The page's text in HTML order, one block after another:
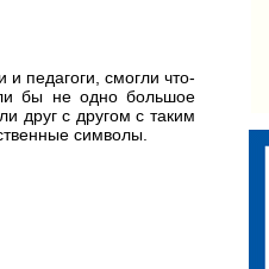
педагоги, смогли что-
бы не одно большое
друг с другом с таким
символы.